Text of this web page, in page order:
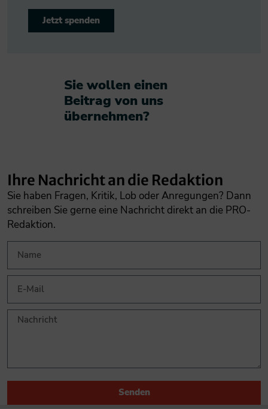
Jetzt spenden
Sie wollen einen
Beitrag von uns
übernehmen?​
Ihre Nachricht an die Redaktion
Sie haben Fragen, Kritik, Lob oder Anregungen? Dann
schreiben Sie gerne eine Nachricht direkt an die PRO-
Redaktion.
Senden